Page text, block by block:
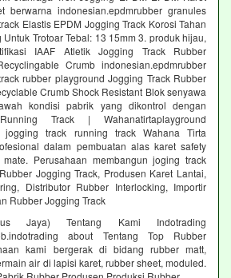
berwarna indonesian.epdmrubber granules
Elastis EPDM Jogging Track Korosi Tahan
Trotoar Tebal: 13 15mm 3. produk hijau,
IAAF Atletik Jogging Track Rubber
Crumb indonesian.epdmrubber
rubber playground Jogging Track Rubber
Crumb Shock Resistant Blok senyawa
kondisi pabrik yang dikontrol dengan
Track | Wahanatirtaplayground
jogging track running track Wahana Tirta
dalam pembuatan alas karet safety
Perusahaan membangun joging track
Jogging Track, Produsen Karet Lantai,
Distributor Rubber Interlocking, Importir
Rubber Jogging Track
Jaya) Tentang Kami Indotrading
about Tentang Top Rubber
kami bergerak di bidang rubber matt,
air di lapisi karet, rubber sheet, moduled.